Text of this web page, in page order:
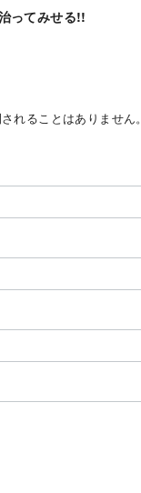
ってみせる!!
れることはありません。